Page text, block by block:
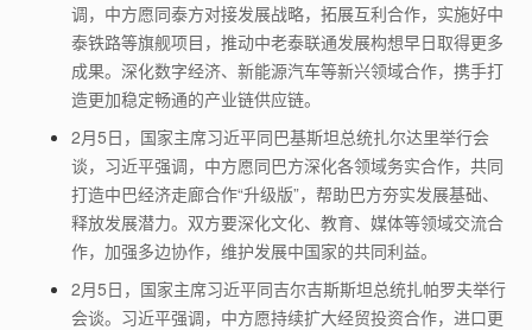
调，中方愿同泰方对接发展战略，拓展互利合作，实施好中
泰铁路等旗舰项目，推动中老泰联通发展构想早日取得更多
成果。深化数字经济、新能源汽车等新兴领域合作，携手打
造更加稳定畅通的产业链供应链。
2月5日，国家主席习近平同巴基斯坦总统扎尔达里举行会
谈，习近平强调，中方愿同巴方深化各领域务实合作，共同
打造中巴经济走廊合作“升级版”，帮助巴方夯实发展基础、
释放发展潜力。双方要深化文化、教育、媒体等领域交流合
作，加强多边协作，维护发展中国家的共同利益。
2月5日，国家主席习近平同吉尔吉斯斯坦总统扎帕罗夫举行
会谈。习近平强调，中方愿持续扩大经贸投资合作，进口更